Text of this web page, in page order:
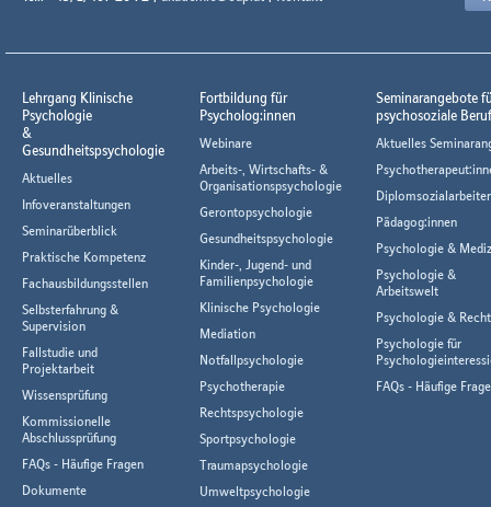
Lehrgang Klinische
Psychologie
&
Gesundheitspsychologie
Aktuelles
Infoveranstaltungen
Seminarüberblick
Praktische Kompetenz
Fachausbildungsstellen
Selbsterfahrung &
Supervision
Fallstudie und
Projektarbeit
Wissensprüfung
Kommissionelle
Abschlussprüfung
FAQs - Häufige Fragen
Dokumente
Fortbildung für
Psycholog:innen
Webinare
Arbeits-, Wirtschafts- &
Organisationspsychologie
Gerontopsychologie
Gesundheitspsychologie
Kinder-, Jugend- und
Familienpsychologie
Klinische Psychologie
Mediation
Notfallpsychologie
Psychotherapie
Rechtspsychologie
Sportpsychologie
Traumapsychologie
Umweltpsychologie
Seminarangebote
psychosoziale
Aktuelles
Pädagog:innen
Psychologie &
Psychologie &
Arbeitswelt
Psychologie & Recht
Psychologie für
FAQs - Häufige